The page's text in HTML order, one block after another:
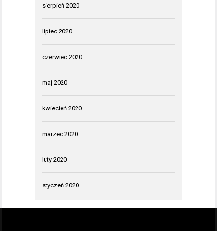
sierpień 2020
lipiec 2020
czerwiec 2020
maj 2020
kwiecień 2020
marzec 2020
luty 2020
styczeń 2020